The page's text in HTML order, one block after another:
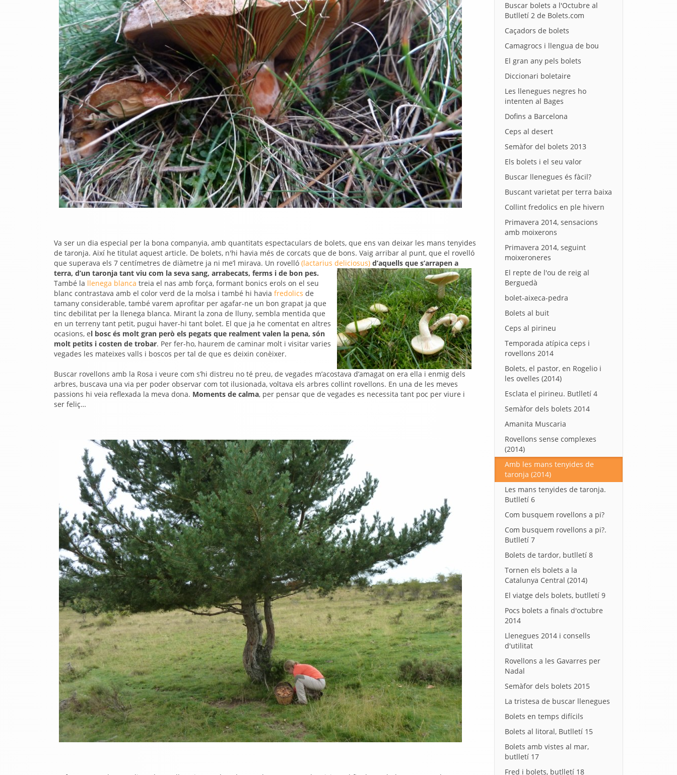
Va ser un dia especial per la bona companyia, amb quantitats espectaculars de bolets, que ens van deixar les mans tenyides
de taronja. Així he titulat aquest article. De bolets, n'hi havia més de corcats que de bons. Vaig arribar al punt, que el rovelló
que superava els 7 centímetres de diàmetre ja ni me’l mirava. Un rovelló (lactarius deliciosus) d’aquells que s’arrapen a
terra, d’un taronja tant viu com la seva sang, arrabecats, ferms i de bon pes.
També la llenega blanca treia el nas amb força, formant bonics erols on el seu
blanc contrastava amb el color verd de la molsa i també hi havia fredolics de
tamany considerable, també varem aprofitar per agafar-ne un bon grapat ja que
tinc debilitat per la llenega blanca. Mirant la zona de lluny, sembla mentida que
en un terreny tant petit, pugui haver-hi tant bolet. El que ja he comentat en altres
ocasions, el bosc és molt gran però els pegats que realment valen la pena, són
molt petits i costen de trobar. Per fer-ho, haurem de caminar molt i visitar varies
vegades les mateixes valls i boscos per tal de que es deixin conèixer.
Buscar rovellons amb la Rosa i veure com s’hi distreu no té preu, de vegades m’acostava d’amagat on era ella i enmig dels
arbres, buscava una via per poder observar com tot ilusionada, voltava els arbres collint rovellons. En una de les meves
passions hi veia reflexada la meva dona. Moments de calma, per pensar que de vegades es necessita tant poc per viure i
ser feliç…
Buscar bolets a l'Octubre al
Butlletí 2 de Bolets.com
Caçadors de bolets
Camagrocs i llengua de bou
El gran any pels bolets
Diccionari boletaire
Les llenegues negres ho
intenten al Bages
Dofins a Barcelona
Ceps al desert
Semàfor del bolets 2013
Els bolets i el seu valor
Buscar llenegues és fàcil?
Buscant varietat per terra baixa
Collint fredolics en ple hivern
Primavera 2014, sensacions
amb moixerons
Primavera 2014, seguint
moixeroneres
El repte de l'ou de reig al
Berguedà
bolet-aixeca-pedra
Bolets al buit
Ceps al pirineu
Temporada atípica ceps i
rovellons 2014
Bolets, el pastor, en Rogelio i
les ovelles (2014)
Esclata el pirineu. Butlletí 4
Semàfor dels bolets 2014
Amanita Muscaria
Rovellons sense complexes
(2014)
Amb les mans tenyides de
taronja (2014)
Les mans tenyides de taronja.
Butlletí 6
Com busquem rovellons a pi?
Com busquem rovellons a pi?.
Butlletí 7
Bolets de tardor, butlletí 8
Tornen els bolets a la
Catalunya Central (2014)
El viatge dels bolets, butlletí 9
Pocs bolets a finals d'octubre
2014
Llenegues 2014 i consells
d'utilitat
Rovellons a les Gavarres per
Nadal
Semàfor dels bolets 2015
La tristesa de buscar llenegues
Bolets en temps difícils
Bolets al litoral, Butlletí 15
Bolets amb vistes al mar,
butlletí 17
Fred i bolets, butlletí 18